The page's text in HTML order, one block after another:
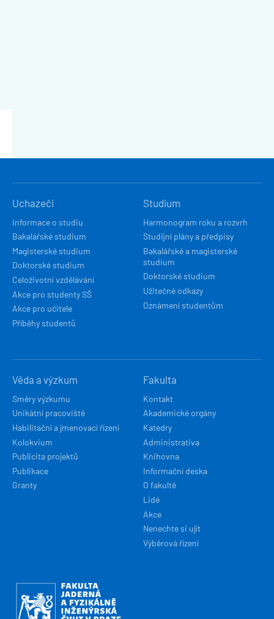
NAVIGACE
Uchazeči
Informace o studiu
Bakalářské studium
Magisterské studium
Doktorské studium
Celoživotní vzdělávání
Akce pro studenty SŠ
Akce pro učitele
Příběhy studentů
Studium
Harmonogram roku a rozvrh
Studijní plány a předpisy
Bakalářské a magisterské
studium
Doktorské studium
Užitečné odkazy
Oznámení studentům
Věda a výzkum
Směry výzkumu
Unikátní pracoviště
Habilitační a jmenovací řízení
Kolokvium
Publicita projektů
Publikace
Granty
Fakulta
Kontakt
Akademické orgány
Katedry
Administrativa
Knihovna
Informační deska
O fakultě
Lidé
Akce
Nenechte si ujít
Výběrová řízení
Obrázek